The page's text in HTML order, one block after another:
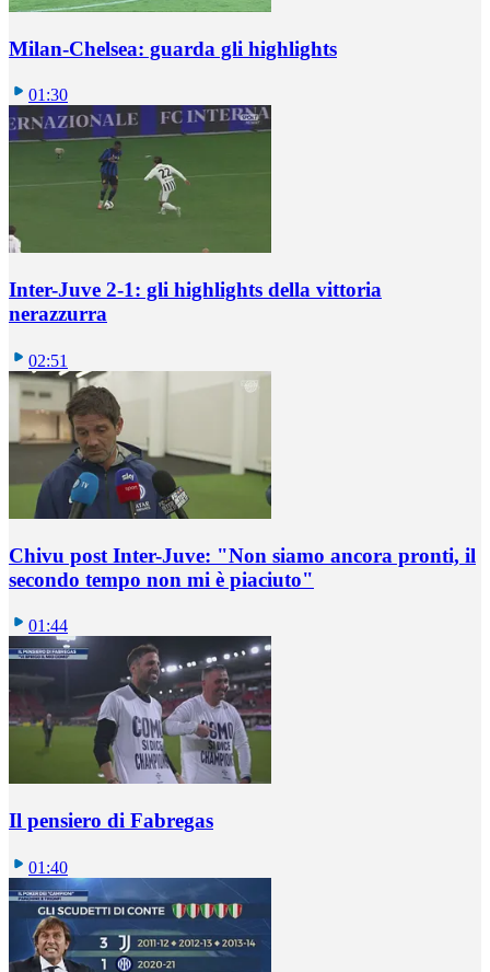
Milan-Chelsea: guarda gli highlights
01:30
Inter-Juve 2-1: gli highlights della vittoria
nerazzurra
02:51
Chivu post Inter-Juve: "Non siamo ancora pronti, il
secondo tempo non mi è piaciuto"
01:44
Il pensiero di Fabregas
01:40